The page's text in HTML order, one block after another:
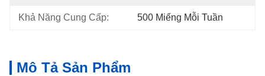
Khả Năng Cung Cấp: 500 Miếng Mỗi Tuần
Mô Tả Sản Phẩm